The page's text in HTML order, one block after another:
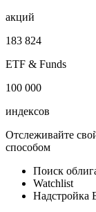
акций
183 824
ETF & Funds
100 000
индексов
Отслеживайте
способом
Поиск
Watchlist
Надстройка